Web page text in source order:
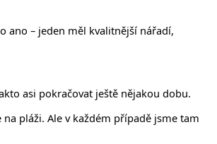
ano – jeden měl kvalitnější nářadí,
asi pokračovat ještě nějakou dobu.
pláži. Ale v každém případě jsme tam